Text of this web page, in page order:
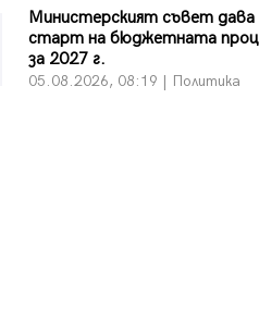
Министерският съвет дава
старт на бюджетната
за 2027 г.
05.08.2026, 08:19 | Политика